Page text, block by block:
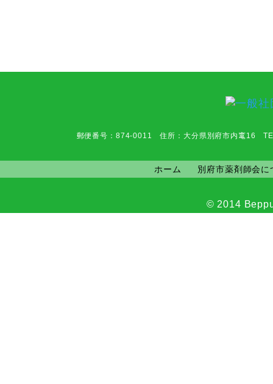
郵便番号：874-0011 住所：大分県別府市内竃16
ホーム 別府市薬剤師会に
© 2014